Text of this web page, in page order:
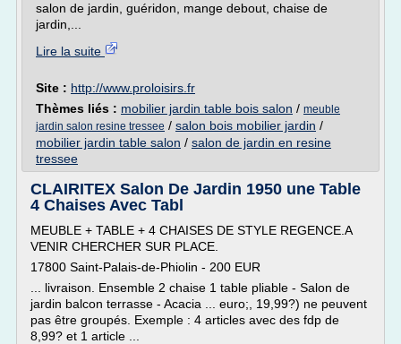
salon de jardin, guéridon, mange debout, chaise de
jardin,...
Lire la suite
Site : http://www.proloisirs.fr
Thèmes liés : mobilier jardin table bois salon / meuble
jardin salon resine tressee / salon bois mobilier jardin /
mobilier jardin table salon / salon de jardin en resine
tressee
CLAIRITEX Salon De Jardin 1950 une Table
4 Chaises Avec Tabl
MEUBLE + TABLE + 4 CHAISES DE STYLE REGENCE.A
VENIR CHERCHER SUR PLACE.
17800 Saint-Palais-de-Phiolin - 200 EUR
... livraison. Ensemble 2 chaise 1 table pliable - Salon de
jardin balcon terrasse - Acacia ... euro;, 19,99?) ne peuvent
pas être groupés. Exemple : 4 articles avec des fdp de
8,99? et 1 article ...